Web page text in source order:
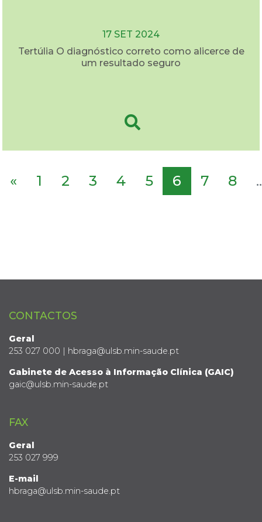
17 SET 2024
Tertúlia O diagnóstico correto como alicerce de
um resultado seguro
« 1 2 3 4 5 6 7 8
CONTACTOS
Geral
253 027 000 | hbraga@ulsb.min-saude.pt
Gabinete de Acesso à Informação Clínica (GAIC)
gaic@ulsb.min-saude.pt
FAX
Geral
253 027 999
E-mail
hbraga@ulsb.min-saude.pt